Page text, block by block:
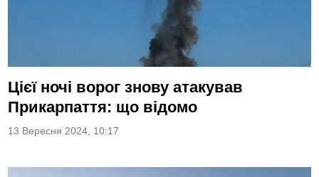
Цієї ночі ворог знову атакував
Прикарпаття: що відомо
13 Вересня 2024, 10:17